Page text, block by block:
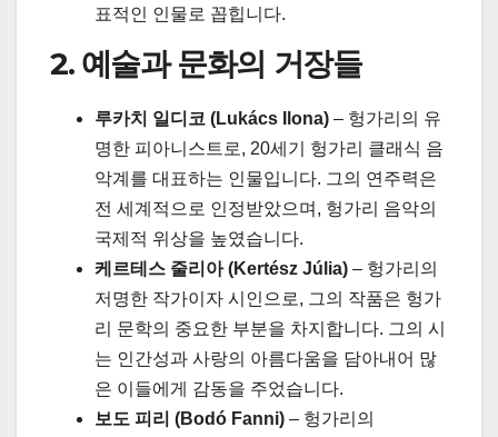
표적인 인물로 꼽힙니다.
2. 예술과 문화의 거장들
루카치 일디코 (Lukács Ilona) – 헝가리의 유
명한 피아니스트로, 20세기 헝가리 클래식 음
악계를 대표하는 인물입니다. 그의 연주력은
전 세계적으로 인정받았으며, 헝가리 음악의
국제적 위상을 높였습니다.
케르테스 줄리아 (Kertész Júlia) – 헝가리의
저명한 작가이자 시인으로, 그의 작품은 헝가
리 문학의 중요한 부분을 차지합니다. 그의 시
는 인간성과 사랑의 아름다움을 담아내어 많
은 이들에게 감동을 주었습니다.
보도 피리 (Bodó Fanni) – 헝가리의